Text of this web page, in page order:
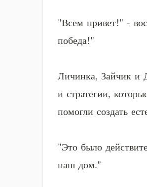
"Всем привет!" -
победа!"
Личинка, Зайчик и
и стратегии,
помогли создать
"Это было
наш дом."